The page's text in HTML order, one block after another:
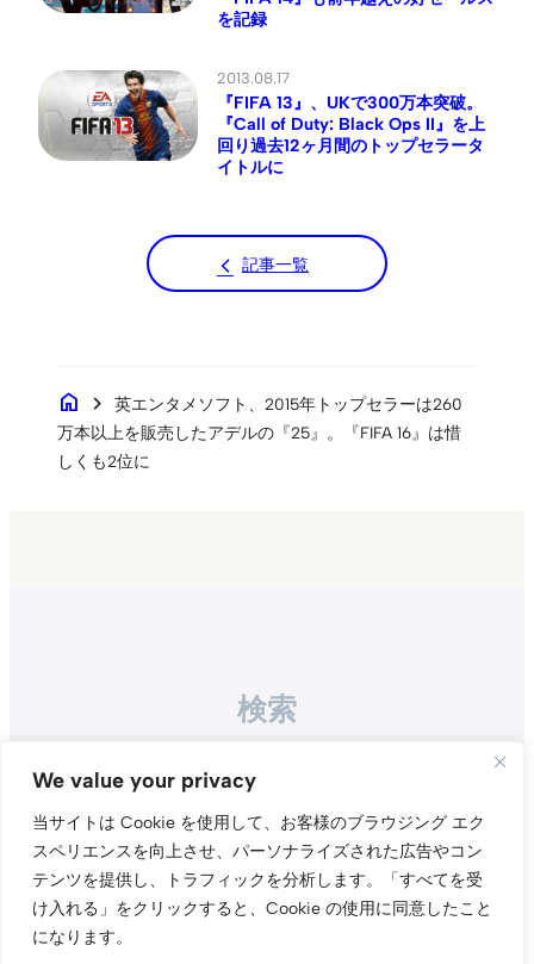
We value your privacy
当サイトは Cookie を使用して、お客様のブラウジング エク
スペリエンスを向上させ、パーソナライズされた広告やコン
テンツを提供し、トラフィックを分析します。
「すべてを受
け入れる」をクリックすると、Cookie の使用に同意したこと
になります。
を記録
2013.08.17
『FIFA 13』、UKで300万本突破。
『Call of Duty: Black Ops II』を上
回り過去12ヶ月間のトップセラータ
イトルに
記事一覧
home chevron_right
英エンタメソフト、2015年トップセラーは260
万本以上を販売したアデルの『25』。『FIFA 16』は惜
しくも2位に
検索
Search